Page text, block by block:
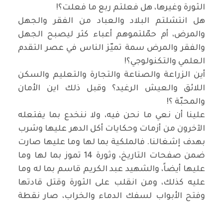
الثورة وغيرها، هل فعلتم ربع ما فعلت؟!
هل انتشلتم البلاد والعباد من الفقر والجهل
والمرض، أم حمّلتموهم أعباء كثر ليصبح الجهل
والفقر والمرض سمة تميّز الناس في عصر التقدم
العلمي والتكنولوجي؟!
أين الزراعة والصناعة والتجارة والتعليم والسكن
اللائق والعيش الرغيد؟ وقبل ذلك اين الأمان
والمحبّة ؟!
علينا أن نعي ما نحن فيه، ولا ننخدع بما يفتعله
الآخرون من أزمات وحكايات أكل الدهر عليها وشرب
بهدف إشغالنا. فالملكية بما لها وما عليها صارت
ضمن صفحات التاريخ، وثورة 14 تموز بما لها وما
عليها أيضاً، والشهيد عبد الكريم قاسم بما له وما
عليه كذلك، ومن انقلب على الثورة وقتل قادتها
وفتح الأبواب لسفك الدماء والخراب، صار نقطة